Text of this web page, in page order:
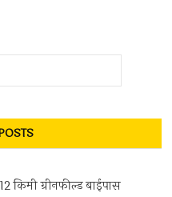
किमी ग्रीनफील्ड बाईपास